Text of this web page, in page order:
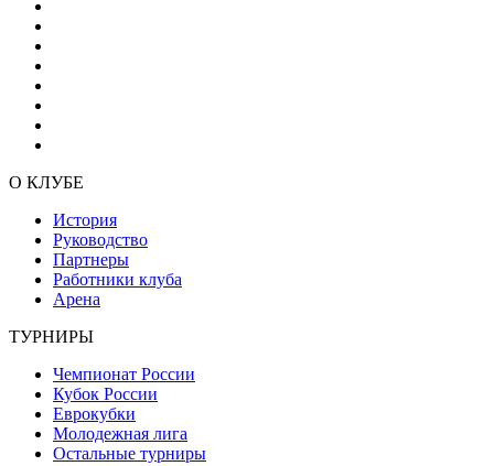
О КЛУБЕ
История
Руководство
Партнеры
Работники клуба
Арена
ТУРНИРЫ
Чемпионат России
Кубок России
Еврокубки
Молодежная лига
Остальные турниры